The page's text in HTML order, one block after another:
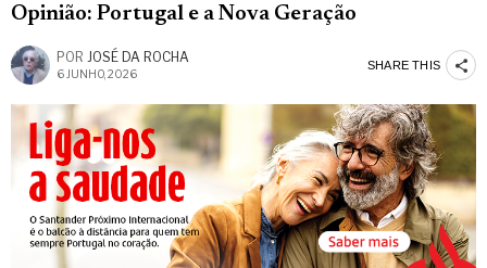
Opinião: Portugal e a Nova Geração
POR JOSÉ DA ROCHA
6 JUNHO, 2026
SHARE THIS